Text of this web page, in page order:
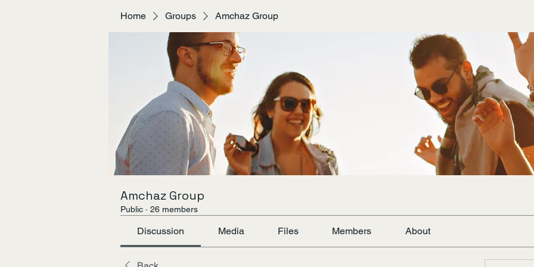
Home Groups Amchaz Group
Amchaz Group
Public · 26 members
Discussion Media Files Members About